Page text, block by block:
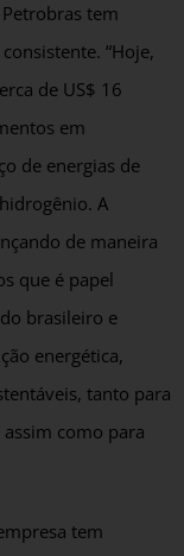
tem
“Hoje,
de US$ 16
em
de energias de
A
de maneira
que é papel
brasileiro e
energética,
tanto para
como para
tem